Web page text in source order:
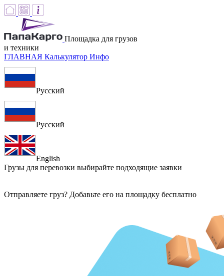
Площадка для грузов
и техники
ГЛАВНАЯ Калькулятор Инфо
Русский
Русский
English
Грузы для перевозки выбирайте подходящие заявки
Отправляете груз? Добавьте его на площадку бесплатно